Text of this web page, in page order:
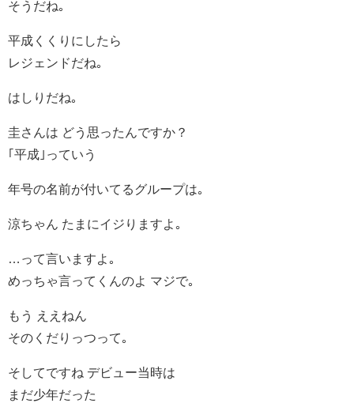
そうだね｡
平成くくりにしたら
レジェンドだね｡
はしりだね｡
圭さんは どう思ったんですか？
｢平成｣っていう
年号の名前が付いてるグループは｡
涼ちゃん たまにイジりますよ｡
…って言いますよ｡
めっちゃ言ってくんのよ マジで｡
もう ええねん
そのくだりっつって｡
そしてですね デビュー当時は
まだ少年だった